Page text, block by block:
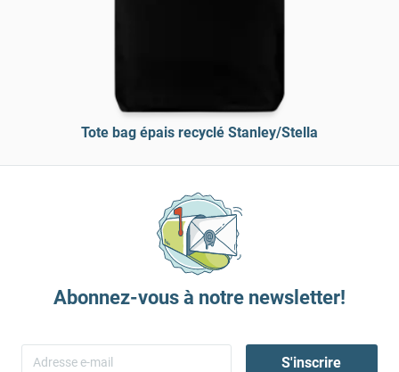
Tote bag épais recyclé Stanley/Stella
Abonnez-vous à notre newsletter!
S'inscrire